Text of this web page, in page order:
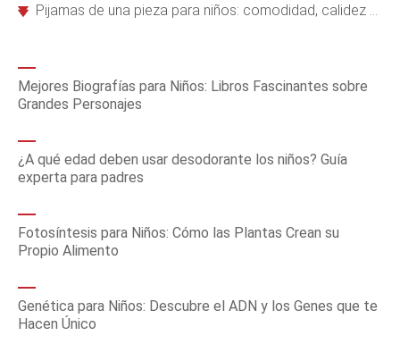
Pijamas de una pieza para niños: comodidad, calidez y diversión garantizadas
Mejores Biografías para Niños: Libros Fascinantes sobre
Grandes Personajes
¿A qué edad deben usar desodorante los niños? Guía
experta para padres
Fotosíntesis para Niños: Cómo las Plantas Crean su
Propio Alimento
Genética para Niños: Descubre el ADN y los Genes que te
Hacen Único